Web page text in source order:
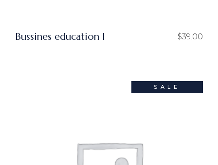
Bussines education I $39.00
SALE